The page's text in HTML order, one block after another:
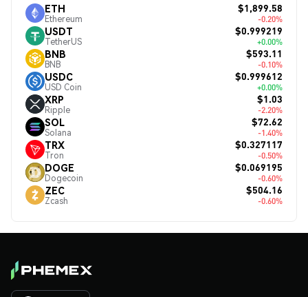
ETH
Ethereum
$1,899.58
-0.20%
USDT
TetherUS
$0.999219
+0.00%
BNB
BNB
$593.11
-0.10%
USDC
USD Coin
$0.999612
+0.00%
XRP
Ripple
$1.03
-2.20%
SOL
Solana
$72.62
-1.40%
TRX
Tron
$0.327117
-0.50%
DOGE
Dogecoin
$0.069195
-0.60%
ZEC
Zcash
$504.16
-0.60%